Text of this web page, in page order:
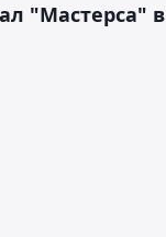
"Мастерса" в